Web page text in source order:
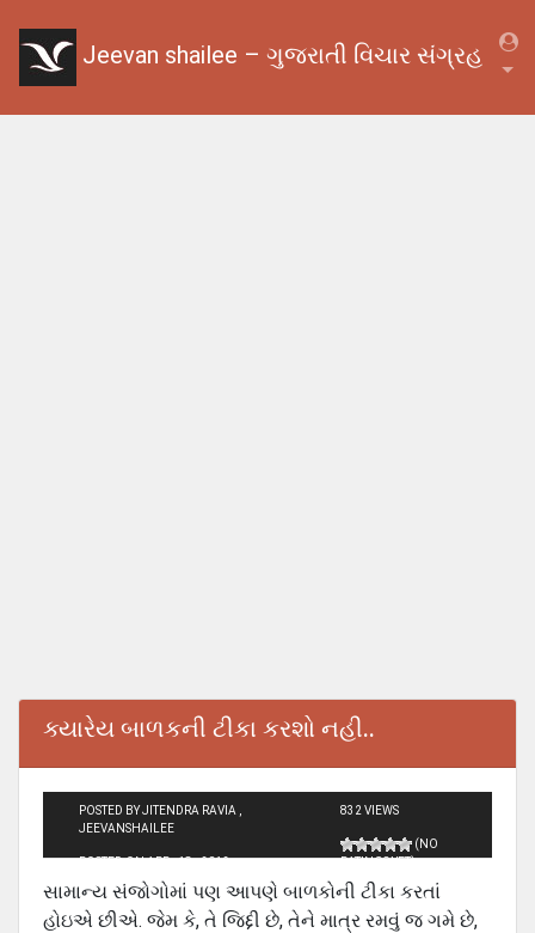
Jeevan shailee – ગુજરાતી વિચાર સંગ્રહ
ક્યારેય બાળકની ટીકા કરશો નહી..
POSTED BY JITENDRA RAVIA ,
JEEVANSHAILEE
POSTED ON APR - 18 - 2012
832 VIEWS
(NO
RATINGS YET)
સામાન્ય સંજોગોમાં પણ આપણે બાળકોની ટીકા કરતાં
હોઇએ છીએ. જેમ કે, તે જિદ્દી છે, તેને માત્ર રમવું જ ગમે છે,